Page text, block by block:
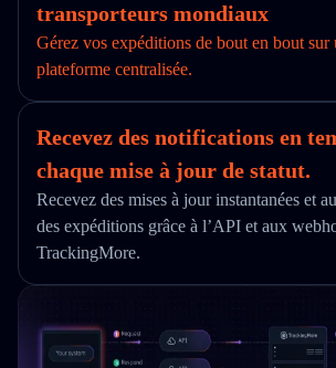
transporteurs mondiaux
Gérez vos expéditions de bout en bout sur
plateforme centralisée.
Recevez des notifications en
chaque mise à jour de statut.
Recevez des mises à jour instantanées et
des expéditions grâce à l’API et aux
TrackingMore.